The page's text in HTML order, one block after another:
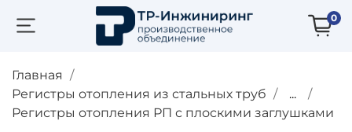
0
Главная
Регистры отопления из стальных труб
...
Регистры отопления РП с плоскими заглушками